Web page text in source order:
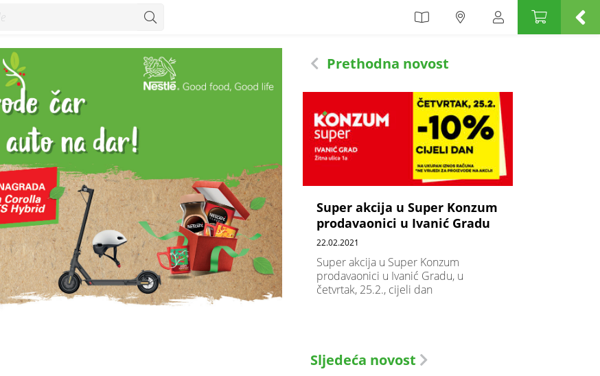
Prethodna novost
Super akcija u Super Konzum
prodavaonici u Ivanić Gradu
22.02.2021
Super akcija u Super Konzum
prodavaonici u Ivanić Gradu, u
četvrtak, 25.2., cijeli dan
Sljedeća novost